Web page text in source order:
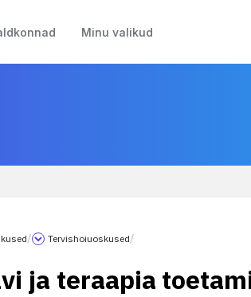
Minu valikud
/ Tervishoiuoskused/
ja teraapia